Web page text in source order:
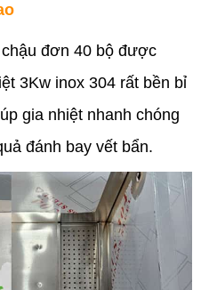
đơn 40 bộ được
3Kw inox 304 rất bền bỉ
gia nhiệt nhanh chóng
đánh bay vết bẩn.